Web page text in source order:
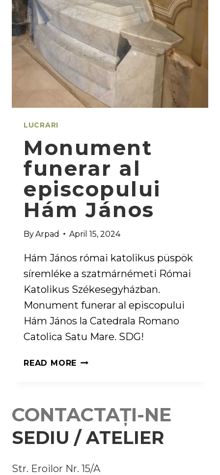
LUCRARI
Monument
funerar al
episcopului
Hám János
ByArpad April 15, 2024
Hám János római katolikus püspök
síremléke a szatmárnémeti Római
Katolikus Székesegyházban.
Monument funerar al episcopului
Hám János la Catedrala Romano
Catolica Satu Mare. SDG!
READ MORE MONUMENT
HÁM
JÁNOS
CONTACTAȚI-NE
SEDIU / ATELIER
Str. Eroilor Nr. 15/A